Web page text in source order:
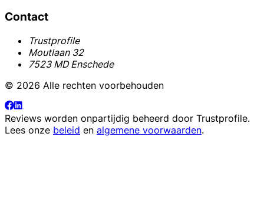
Contact
Trustprofile
Moutlaan 32
7523 MD Enschede
© 2026 Alle rechten voorbehouden
Reviews worden onpartijdig beheerd door Trustprofile.
Lees onze beleid en algemene voorwaarden.